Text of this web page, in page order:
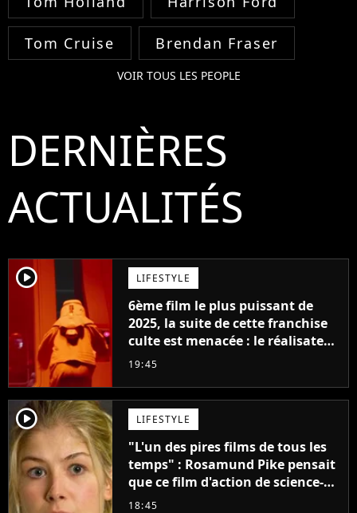
Tom Cruise Brendan Fraser
VOIR TOUS LES PEOPLE
DERNIÈRES
ACTUALITÉS
player2 LIFESTYLE
6ème film le plus puissant de
2025, la suite de cette franchise
culte est menacée : le réalisateur
claque la porte pour "différends
19:45
player2 LIFESTYLE
"L'un des pires films de tous les
temps" : Rosamund Pike pensait
que ce film d'action de science-
fiction avec Dwayne Johnson
18:45